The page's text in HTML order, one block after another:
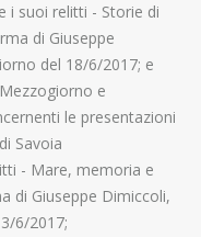
i suoi relitti - Storie di
di Giuseppe
del 18/6/2017; e
e
le presentazioni
Savoia
- Mare, memoria e
di Giuseppe Dimiccoli,
6/2017;